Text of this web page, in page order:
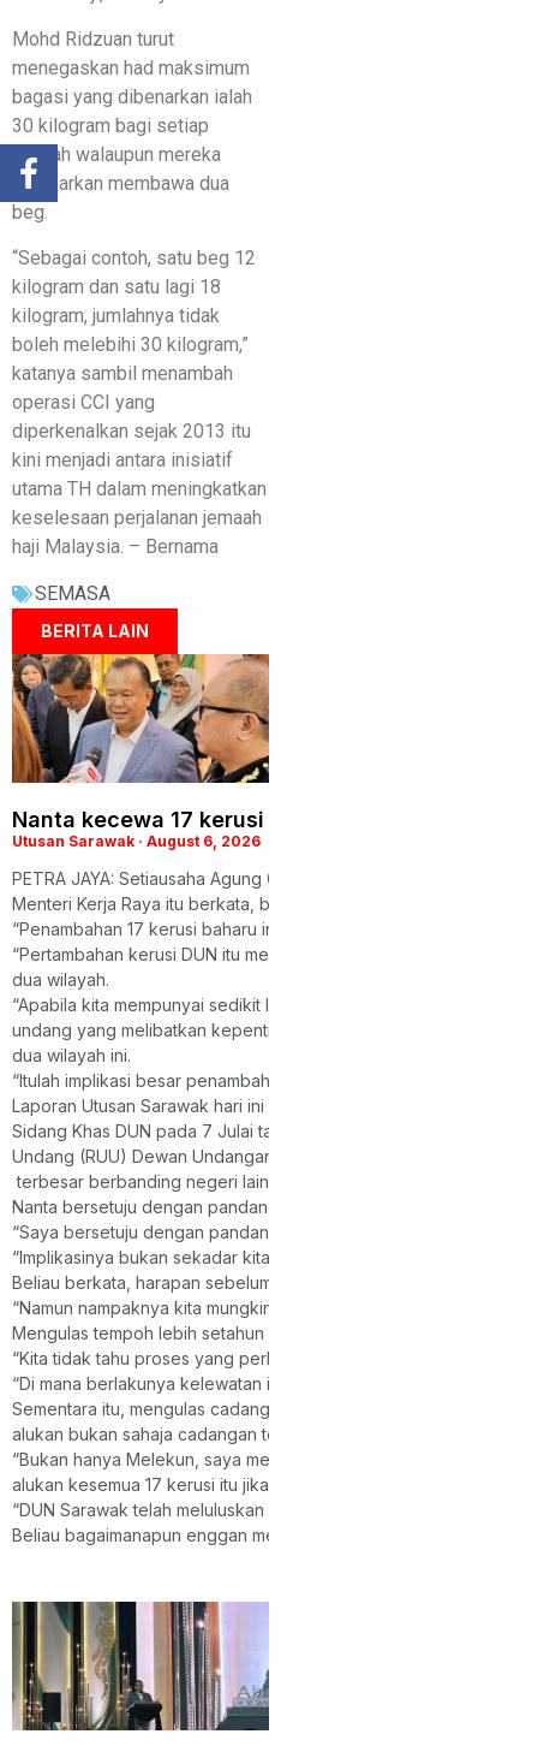
Mohd Ridzuan turut
menegaskan had maksimum
bagasi yang dibenarkan ialah
30 kilogram bagi setiap
jemaah walaupun mereka
dibenarkan membawa dua
beg.
“Sebagai contoh, satu beg 12
kilogram dan satu lagi 18
kilogram, jumlahnya tidak
boleh melebihi 30 kilogram,”
katanya sambil menambah
operasi CCI yang
diperkenalkan sejak 2013 itu
kini menjadi antara inisiatif
utama TH dalam meningkatkan
keselesaan perjalanan jemaah
haji Malaysia. – Bernama
SEMASA
BERITA LAIN
Nanta kecewa 17 kerusi DUN baharu mungkin
Utusan Sarawak August 6, 2026
PETRA JAYA: Setiausaha Agung Gabungan Parti Sarawak
Menteri Kerja Raya itu berkata, berikutan itu kemungkinan besar
“Penambahan 17 kerusi baharu ini bukan sahaja penting untuk
“Pertambahan kerusi DUN itu mempunyai implikasi besar
dua wilayah.
“Apabila kita mempunyai sedikit lebih daripada satu pertiga
undang yang melibatkan kepentingan Sarawak dan Sabah tidak
dua wilayah ini.
“Itulah implikasi besar penambahan kerusi ini,” katanya ketika
Laporan Utusan Sarawak hari ini memetik sumber sebagai
Sidang Khas DUN pada 7 Julai tahun lalu meluluskan Rang
Undang (RUU) Dewan Undangan Negeri (Komposisi
terbesar berbanding negeri lain di Malaysia.
Nanta bersetuju dengan pandangan Ketua Penerangan Parti
“Saya bersetuju dengan pandangan Dato Sri Abdul Karim
“Implikasinya bukan sekadar kita mahu pertambahan 17 kerusi
Beliau berkata, harapan sebelum ini ialah supaya 17 kerusi
“Namun nampaknya kita mungkin tidak dapat menggunakan 17
Mengulas tempoh lebih setahun yang diambil SPR untuk
“Kita tidak tahu proses yang perlu mereka lalui, tetapi dalam
“Di mana berlakunya kelewatan itu saya tidak mahu membuat
Sementara itu, mengulas cadangan mewujudkan kerusi DUN
alukan bukan sahaja cadangan tersebut, malah keseluruhan 17
“Bukan hanya Melekun, saya mengalu-
alukan kesemua 17 kerusi itu jika dapat diwujudkan.
“DUN Sarawak telah meluluskan usul berkenaan dan kini
Beliau bagaimanapun enggan mengulas mengenai senarai